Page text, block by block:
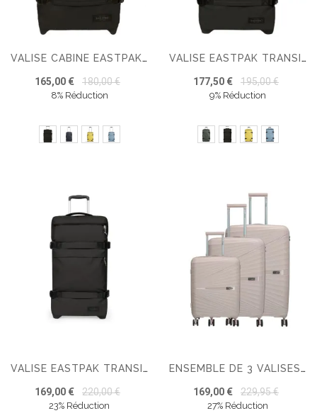
VALISE CABINE EASTPAK TRANSIT'R PLUS S
165,00 € 180,00 €
8% Réduction
VALISE EASTPAK TRANSIT'R PLUS M
177,50 € 195,00 €
9% Réduction
VALISE EASTPAK TRANSIT'R PLUS L
169,00 € 220,00 €
23% Réduction
ENSEMBLE DE 3 VALISES RIGIDES BEAGLES TRAVEL
169,00 € 229,95 €
27% Réduction